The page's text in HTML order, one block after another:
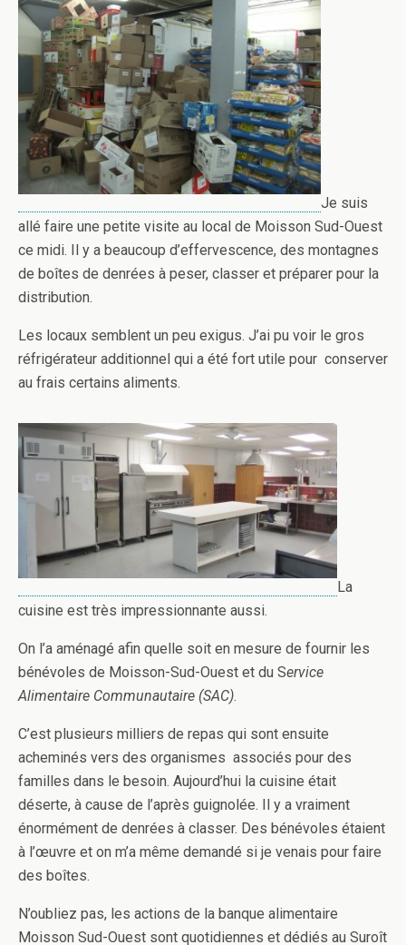
Je suis
allé faire une petite visite au local de Moisson Sud-Ouest
ce midi. Il y a beaucoup d’effervescence, des montagnes
de boîtes de denrées à peser, classer et préparer pour la
distribution.
Les locaux semblent un peu exigus. J’ai pu voir le gros
réfrigérateur additionnel qui a été fort utile pour conserver
au frais certains aliments.
La
cuisine est très impressionnante aussi.
On l’a aménagé afin quelle soit en mesure de fournir les
bénévoles de Moisson-Sud-Ouest et du Service
Alimentaire Communautaire (SAC).
C’est plusieurs milliers de repas qui sont ensuite
acheminés vers des organismes associés pour des
familles dans le besoin. Aujourd’hui la cuisine était
déserte, à cause de l’après guignolée. Il y a vraiment
énormément de denrées à classer. Des bénévoles étaient
à l’œuvre et on m’a même demandé si je venais pour faire
des boîtes.
N’oubliez pas, les actions de la banque alimentaire
Moisson Sud-Ouest sont quotidiennes et dédiés au Suroît